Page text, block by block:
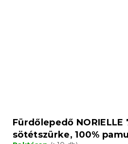
Fürdőlepedő NORIELLE
sötétszürke, 100%